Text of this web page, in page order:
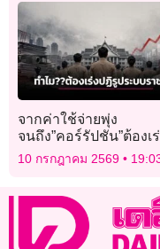
จากค่าใช้จ่ายพุ่ง
จนถึง”คอร์รัปชัน”ต้องเ
ปฏิรูประบบราชการ
10 กรกฎาคม 2569